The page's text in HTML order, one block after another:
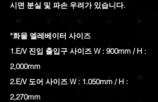
시면 분실 및 파손 우려가 있습니다.
*화물 엘레베이터 사이즈
1.E/V 진입 출입구 사이즈 W : 900mm / H :
2,000mm
2.E/V 도어 사이즈 W : 1.050mm / H :
2,270mm